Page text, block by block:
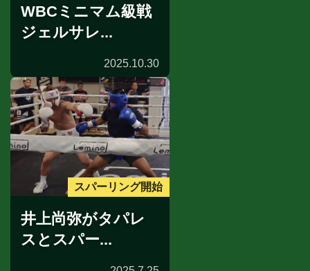
WBCミニマム級戦
ジェルサレ...
2025.10.30
スパーリング開始
井上尚弥がタパレ
スとスパー...